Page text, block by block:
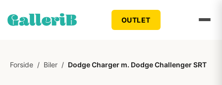
OUTLET
Forside / Biler / Dodge Charger m. Dodge Challenger SRT